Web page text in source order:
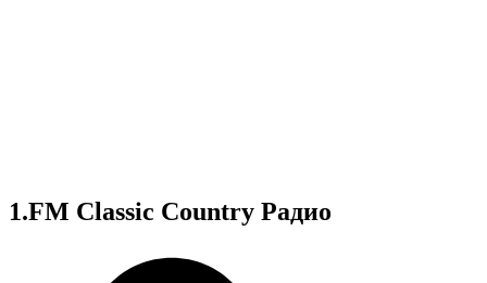
1.FM Classic Country Радио